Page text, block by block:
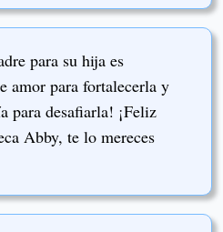
para su hija es
amor para fortalecerla y
para desafiarla! ¡Feliz
Abby, te lo mereces